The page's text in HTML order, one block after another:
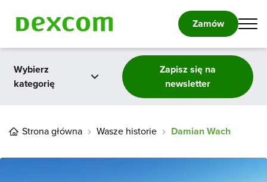
Zamów
Wybierz
kategorię
cukrzycy
Zapisz się na
newsletter
Strona główna Wasze historie Damian Wach